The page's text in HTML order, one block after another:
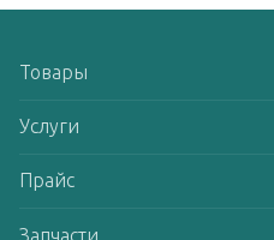
Товары
Услуги
Прайс
Запчасти